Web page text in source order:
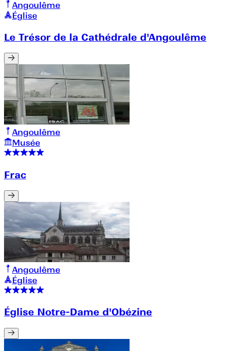
Angoulême
Église
Le Trésor de la Cathédrale d'Angoulême
Angoulême
Musée
Frac
Angoulême
Église
Église Notre-Dame d'Obézine